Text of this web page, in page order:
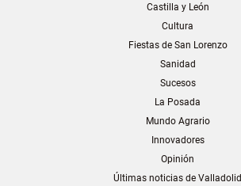
Castilla y León
Cultura
Fiestas de San Lorenzo
Sanidad
Sucesos
La Posada
Mundo Agrario
Innovadores
Opinión
Últimas noticias de Valladolid